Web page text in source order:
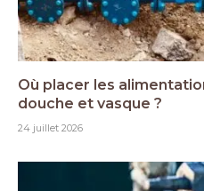
Où placer les
douche et vasque ?
24 juillet 2026